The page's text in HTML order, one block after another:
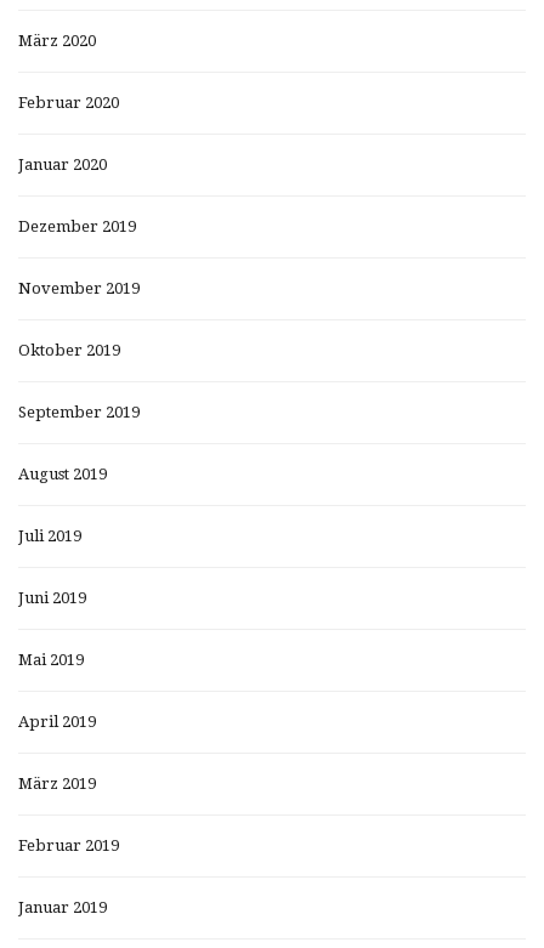
März 2020
Februar 2020
Januar 2020
Dezember 2019
November 2019
Oktober 2019
September 2019
August 2019
Juli 2019
Juni 2019
Mai 2019
April 2019
März 2019
Februar 2019
Januar 2019